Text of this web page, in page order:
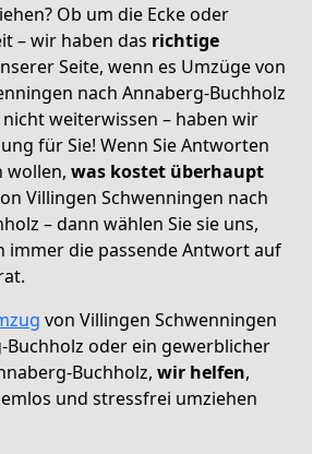
Ob um die Ecke oder
– wir haben das richtige
Seite, wenn es Umzüge von
nach Annaberg-Buchholz
nicht weiterwissen – haben wir
für Sie! Wenn Sie Antworten
wollen, was kostet überhaupt
Villingen Schwenningen nach
– dann wählen Sie sie uns,
immer die passende Antwort auf
von Villingen Schwenningen
Buchholz oder ein gewerblicher
Buchholz, wir helfen,
und stressfrei umziehen